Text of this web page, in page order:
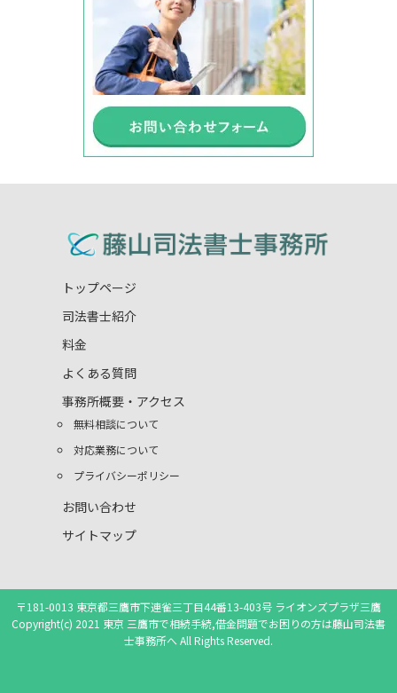
トップページ
司法書士紹介
料金
よくある質問
事務所概要・アクセス
無料相談について
対応業務について
プライバシーポリシー
お問い合わせ
サイトマップ
〒181-0013 東京都三鷹市下連雀三丁目44番13-403号 ライオンズプラザ三鷹
Copyright(c) 2021 東京 三鷹市で相続手続,借金問題でお困りの方は藤山司法書
士事務所へ All Rights Reserved.